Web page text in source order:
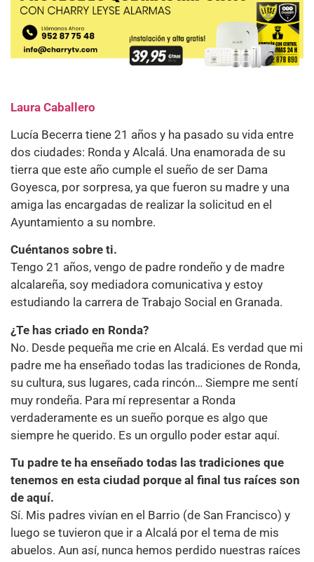
Laura Caballero
Lucía Becerra tiene 21 años y ha pasado su vida entre
dos ciudades: Ronda y Alcalá. Una enamorada de su
tierra que este año cumple el sueño de ser Dama
Goyesca, por sorpresa, ya que fueron su madre y una
amiga las encargadas de realizar la solicitud en el
Ayuntamiento a su nombre.
Cuéntanos sobre ti.
Tengo 21 años, vengo de padre rondeño y de madre
alcalareña, soy mediadora comunicativa y estoy
estudiando la carrera de Trabajo Social en Granada.
¿Te has criado en Ronda?
No. Desde pequeña me crie en Alcalá. Es verdad que mi
padre me ha enseñado todas las tradiciones de Ronda,
su cultura, sus lugares, cada rincón… Siempre me sentí
muy rondeña. Para mí representar a Ronda
verdaderamente es un sueño porque es algo que
siempre he querido. Es un orgullo poder estar aquí.
Tu padre te ha enseñado todas las tradiciones que
tenemos en esta ciudad porque al final tus raíces son
de aquí.
Sí. Mis padres vivían en el Barrio (de San Francisco) y
luego se tuvieron que ir a Alcalá por el tema de mis
abuelos. Aun así, nunca hemos perdido nuestras raíces